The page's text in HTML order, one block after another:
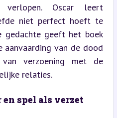
Oscar leert
niet perfect hoeft te
gedachte geeft het boek
aanvaarding van de dood
verzoening met de
relaties.
spel als verzet